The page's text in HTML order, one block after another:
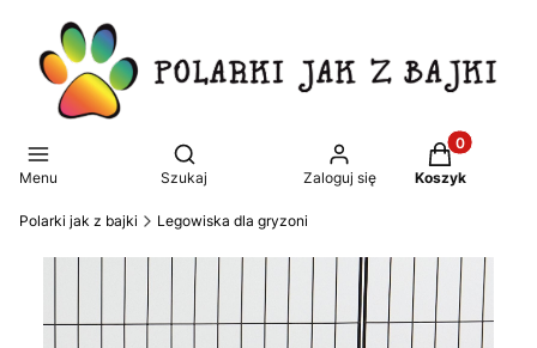
Menu
Otwórz wyszukiwarkę
Szukaj Zaloguj się
Produkty w
Koszyk
Polarki jak z bajki Legowiska dla gryzoni